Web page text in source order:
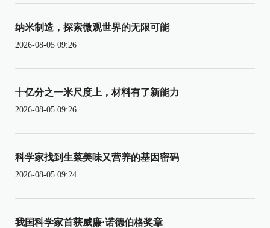
纳米制造，探索微观世界的无限可能
2026-08-05 09:26
十亿分之一米尺度上，材料有了新能力
2026-08-05 09:26
科学家找到生菜美味又营养的基因密码
2026-08-05 09:24
我国科学家首获威廉·诺德伯格奖章